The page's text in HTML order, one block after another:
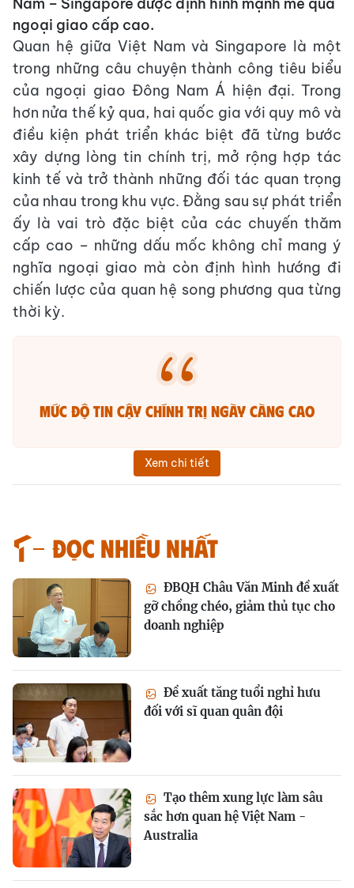
Nam – Singapore được định hình mạnh mẽ qua
ngoại giao cấp cao.
Quan hệ giữa Việt Nam và Singapore là một
trong những câu chuyện thành công tiêu biểu
của ngoại giao Đông Nam Á hiện đại. Trong
hơn nửa thế kỷ qua, hai quốc gia với quy mô và
điều kiện phát triển khác biệt đã từng bước
xây dựng lòng tin chính trị, mở rộng hợp tác
kinh tế và trở thành những đối tác quan trọng
của nhau trong khu vực. Đằng sau sự phát triển
ấy là vai trò đặc biệt của các chuyến thăm
cấp cao – những dấu mốc không chỉ mang ý
nghĩa ngoại giao mà còn định hình hướng đi
chiến lược của quan hệ song phương qua từng
thời kỳ.
Mức độ tin cậy chính trị ngày càng cao
Xem chi tiết
Đọc nhiều nhất
ĐBQH Châu Văn Minh đề xuất
gỡ chồng chéo, giảm thủ tục cho
doanh nghiệp
Đề xuất tăng tuổi nghỉ hưu
đối với sĩ quan quân đội
Tạo thêm xung lực làm sâu
sắc hơn quan hệ Việt Nam -
Australia